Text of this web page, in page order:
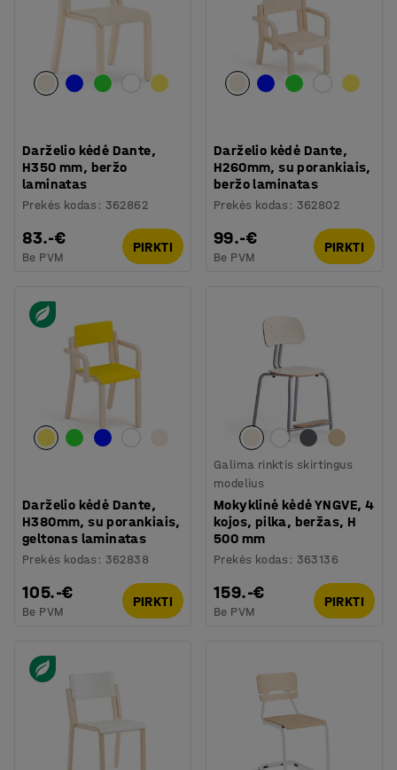
Darželio kėdė Dante,
H350 mm, beržo
laminatas
Prekės kodas : 362862
83.-€
Be PVM
PIRKTI
Darželio kėdė Dante,
H260mm, su porankiais,
beržo laminatas
Prekės kodas : 362802
99.-€
Be PVM
PIRKTI
Darželio kėdė Dante,
H380mm, su porankiais,
geltonas laminatas
Prekės kodas : 362838
105.-€
Be PVM
PIRKTI
Galima rinktis skirtingus
modelius
Mokyklinė kėdė YNGVE, 4
kojos, pilka, beržas, H
500 mm
Prekės kodas : 363136
159.-€
Be PVM
PIRKTI